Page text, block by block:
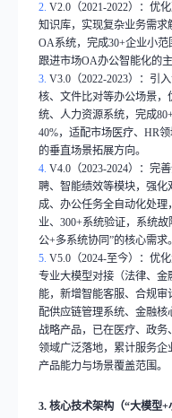
2.V2.0 （2021-2022）：优
知识库，实现复杂业务需
OA系统，完成30+企业小范
跟进市场OA办公智能化的主
3.V3.0 （2022-2023）：引
核、文件比对等办公场景
统、人力资源系统，完成
40%，适配市场医疗、HR
的垂直场景拓展方向。
4.V4.0 （2023-2024）：完
聘、智能绩效等模块，强
成、办公任务全自动化处理
业、300+系统验证，系统故
公+多系统协同”的核心需求。
5.V5.0 （2024-至今）：优
专业大模型对接（法律、
能，新增智能客服、合规
配供应链管理系统、金融
战略产品，已在医疗、政
领域广泛落地，累计服务企
产品能力与场景覆盖范围。
3.核心技术架构（“大模型+